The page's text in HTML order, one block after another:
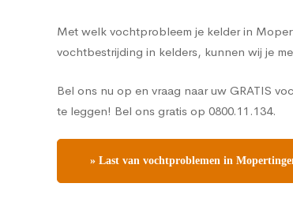
Met welk vochtprobleem je kelder in
vochtbestrijding in kelders, kunnen wij je
Bel ons nu op en vraag naar uw GRATIS
te leggen! Bel ons gratis op 0800.11.134.
» Last van vochtproblemen in